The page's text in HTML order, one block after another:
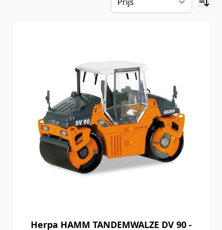
Herpa HAMM TANDEMWALZE DV 90 -